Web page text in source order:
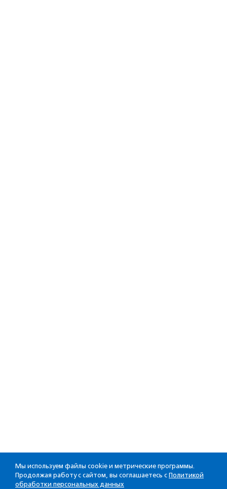
Мы используем файлы cookie и метрические программы.
Продолжая работу с сайтом, вы соглашаетесь с Политикой
обработки персональных данных